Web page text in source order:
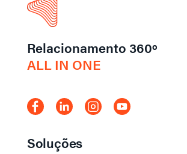
Relacionamento 360º
ALL IN ONE
Soluções